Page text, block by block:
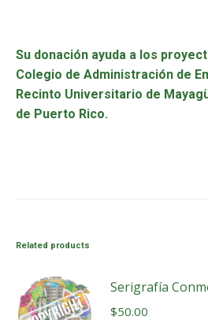
Su donación ayuda a los
Colegio de Administración de
Recinto Universitario de
de Puerto Rico.
Related products
Serigrafía
$50.00